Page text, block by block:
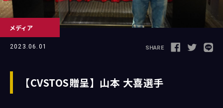
メディア
2023.06.01 SHARE
【CVSTOS贈呈】山本 大喜選手